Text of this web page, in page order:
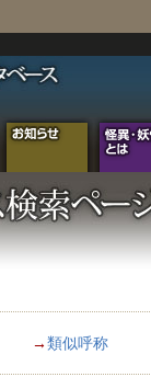
→ 類似呼称